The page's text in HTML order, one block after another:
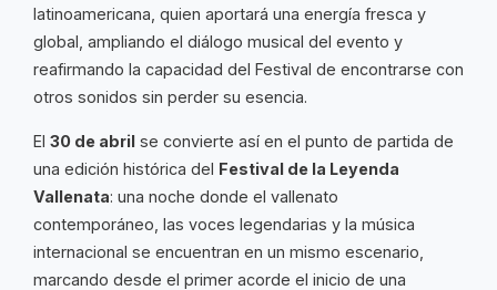
latinoamericana, quien aportará una energía fresca y
global, ampliando el diálogo musical del evento y
reafirmando la capacidad del Festival de encontrarse con
otros sonidos sin perder su esencia.
El 30 de abril se convierte así en el punto de partida de
una edición histórica del Festival de la Leyenda
Vallenata: una noche donde el vallenato
contemporáneo, las voces legendarias y la música
internacional se encuentran en un mismo escenario,
marcando desde el primer acorde el inicio de una